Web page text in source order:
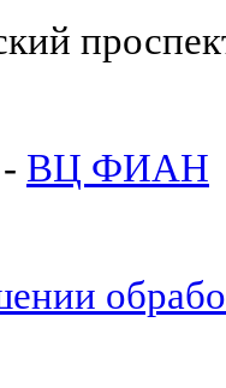
ВЦ ФИАН